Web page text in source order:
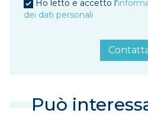
Ho letto e accetto l'
dei dati personali
Può